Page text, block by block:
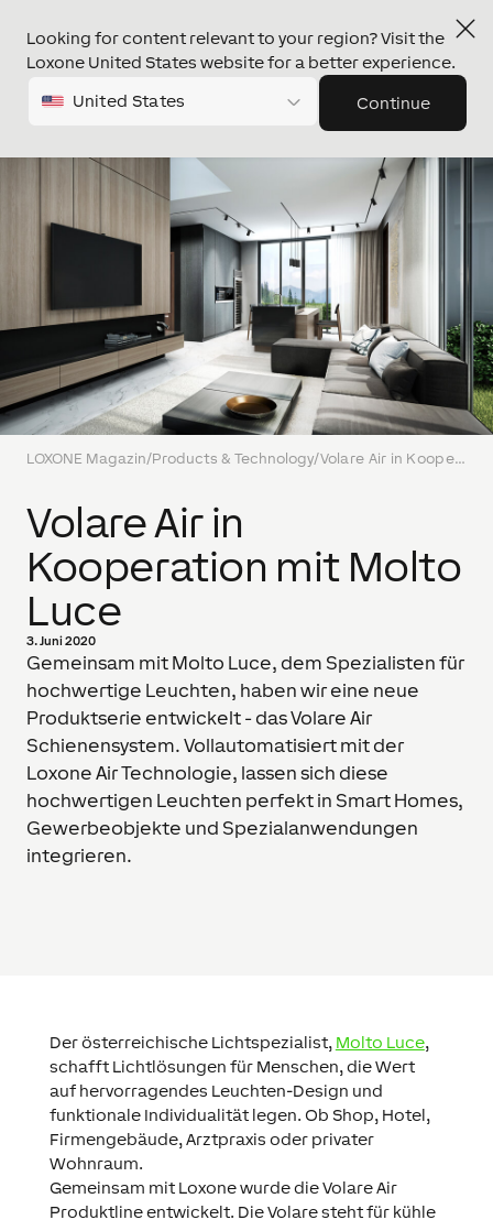
Looking for content relevant to your region? Visit the
Loxone United States website for a better experience.
United States Continue
LOXONE Magazin/Products & Technology/ Volare Air in Kooperation mit Molto Luce
Volare Air in
Kooperation mit Molto
Luce
3. Juni 2020
Gemeinsam mit Molto Luce, dem Spezialisten für
hochwertige Leuchten, haben wir eine neue
Produktserie entwickelt - das Volare Air
Schienensystem. Vollautomatisiert mit der
Loxone Air Technologie, lassen sich diese
hochwertigen Leuchten perfekt in Smart Homes,
Gewerbeobjekte und Spezialanwendungen
integrieren.
Der österreichische Lichtspezialist, Molto Luce,
schafft Lichtlösungen für Menschen, die Wert
auf hervorragendes Leuchten-Design und
funktionale Individualität legen. Ob Shop, Hotel,
Firmengebäude, Arztpraxis oder privater
Wohnraum.
Gemeinsam mit Loxone wurde die Volare Air
Produktline entwickelt. Die Volaresteht für kühle